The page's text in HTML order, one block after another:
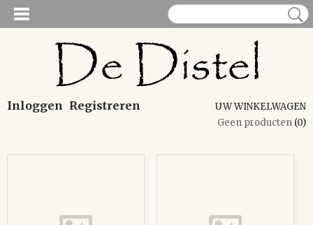
Inloggen Registreren
UW WINKELWAGEN
Geen producten (0)